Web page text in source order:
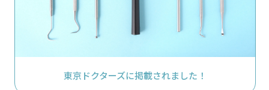
東京ドクターズに掲載されました！